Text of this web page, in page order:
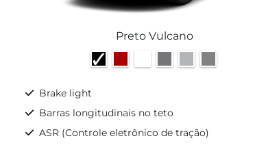
Preto Vulcano
Brake light
Barras longitudinais no teto
ASR (Controle eletrônico de tração)